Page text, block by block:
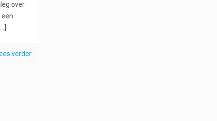
over
verder